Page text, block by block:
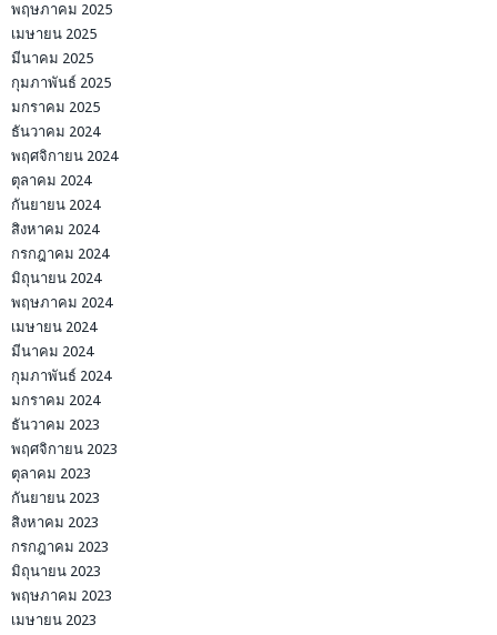
พฤษภาคม 2025
เมษายน 2025
มีนาคม 2025
กุมภาพันธ์ 2025
มกราคม 2025
ธันวาคม 2024
พฤศจิกายน 2024
ตุลาคม 2024
กันยายน 2024
สิงหาคม 2024
กรกฎาคม 2024
มิถุนายน 2024
พฤษภาคม 2024
เมษายน 2024
มีนาคม 2024
กุมภาพันธ์ 2024
มกราคม 2024
ธันวาคม 2023
พฤศจิกายน 2023
ตุลาคม 2023
กันยายน 2023
สิงหาคม 2023
กรกฎาคม 2023
มิถุนายน 2023
พฤษภาคม 2023
เมษายน 2023